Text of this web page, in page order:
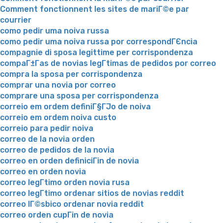
Comment fonctionnent les sites de mariГ©e par
courrier
como pedir uma noiva russa
como pedir uma noiva russa por correspondГЄncia
compagnie di sposa legittime per corrispondenza
compaГ±Г­as de novias legГ­timas de pedidos por correo
compra la sposa per corrispondenza
comprar una novia por correo
comprare una sposa per corrispondenza
correio em ordem definiГ§ГЈo de noiva
correio em ordem noiva custo
correio para pedir noiva
correo de la novia orden
correo de pedidos de la novia
correo en orden definiciГіn de novia
correo en orden novia
correo legГ­timo orden novia rusa
correo legГ­timo ordenar sitios de novias reddit
correo lГ©sbico ordenar novia reddit
correo orden cupГіn de novia